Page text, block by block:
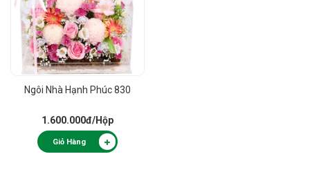
Ngôi Nhà Hạnh Phúc 830
1.600.000đ/Hộp
Giỏ Hàng